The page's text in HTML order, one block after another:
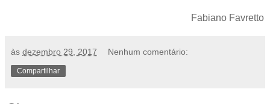
Fabiano Favretto
às dezembro 29, 2017 Nenhum comentário:
Compartilhar